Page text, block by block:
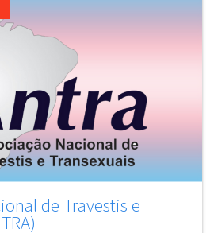
de Travestis e